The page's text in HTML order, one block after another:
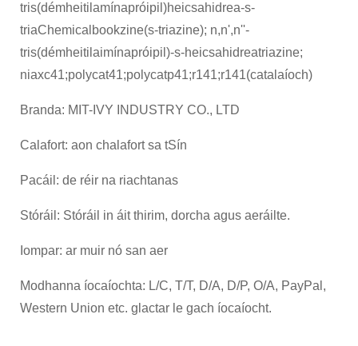
tris(démheitilamínapróipil)heicsahidrea-s-
triaChemicalbookzine(s-triazine); n,n',n''-
tris(démheitilaimínapróipil)-s-heicsahidreatriazine;
niaxc41;polycat41;polycatp41;r141;r141(catalaíoch)
Branda: MIT-IVY INDUSTRY CO., LTD
Calafort: aon chalafort sa tSín
Pacáil: de réir na riachtanas
Stóráil: Stóráil in áit thirim, dorcha agus aeráilte.
Iompar: ar muir nó san aer
Modhanna íocaíochta: L/C, T/T, D/A, D/P, O/A, PayPal,
Western Union etc. glactar le gach íocaíocht.